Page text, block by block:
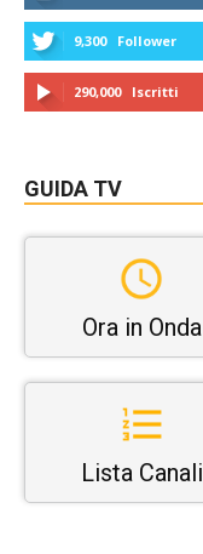
9,300 Follower
290,000 Iscritti
GUIDA TV
Ora in Onda
Lista Canali